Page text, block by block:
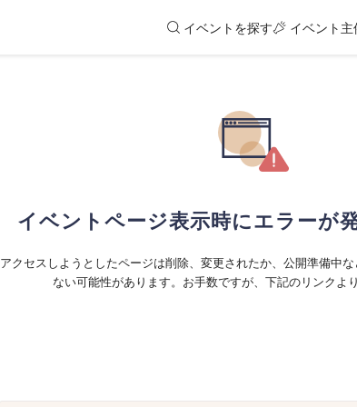
イベントを探す イベント主
イベントページ表示時にエラーが
アクセスしようとしたページは削除、変更されたか、公開準備中
ない可能性があります。お手数ですが、下記のリンクよ